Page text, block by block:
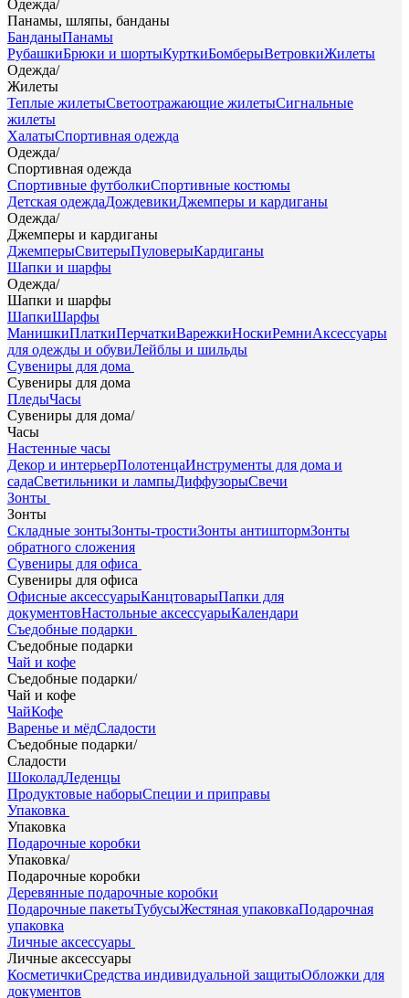
Одежда/
Панамы, шляпы, банданы
БанданыПанамы
РубашкиБрюки и шортыКурткиБомберыВетровкиЖилеты
Одежда/
Жилеты
Теплые жилетыСветоотражающие жилетыСигнальные
жилеты
ХалатыСпортивная одежда
Одежда/
Спортивная одежда
Спортивные футболкиСпортивные костюмы
Детская одеждаДождевикиДжемперы и кардиганы
Одежда/
Джемперы и кардиганы
ДжемперыСвитерыПуловерыКардиганы
Шапки и шарфы
Одежда/
Шапки и шарфы
ШапкиШарфы
МанишкиПлаткиПерчаткиВарежкиНоскиРемниАксессуары
для одежды и обувиЛейблы и шильды
Сувениры для дома
Сувениры для дома
ПледыЧасы
Сувениры для дома/
Часы
Настенные часы
Декор и интерьерПолотенцаИнструменты для дома и
садаСветильники и лампыДиффузорыСвечи
Зонты
Зонты
Складные зонтыЗонты-тростиЗонты антиштормЗонты
обратного сложения
Сувениры для офиса
Сувениры для офиса
Офисные аксессуарыКанцтоварыПапки для
документовНастольные аксессуарыКалендари
Съедобные подарки
Съедобные подарки
Чай и кофе
Съедобные подарки/
Чай и кофе
ЧайКофе
Варенье и мёдСладости
Съедобные подарки/
Сладости
ШоколадЛеденцы
Продуктовые наборыСпеции и приправы
Упаковка
Упаковка
Подарочные коробки
Упаковка/
Подарочные коробки
Деревянные подарочные коробки
Подарочные пакетыТубусыЖестяная упаковкаПодарочная
упаковка
Личные аксессуары
Личные аксессуары
КосметичкиСредства индивидуальной защитыОбложки для
документов